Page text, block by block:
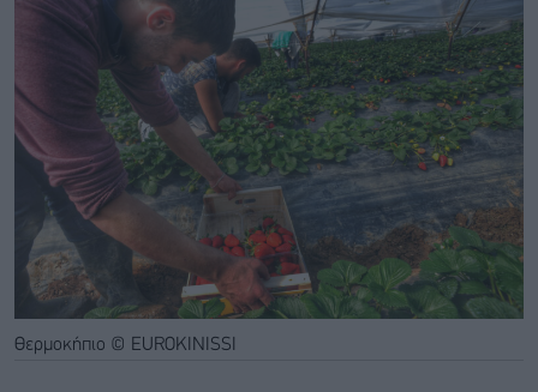
Θερμοκήπιο © EUROKINISSI